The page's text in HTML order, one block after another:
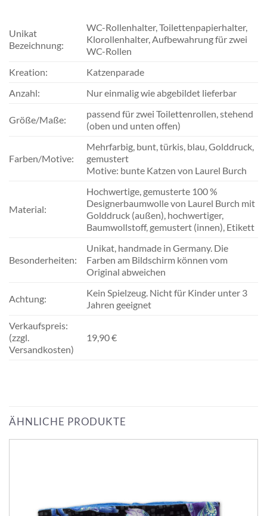
Unikat
Bezeichnung:
WC-Rollenhalter, Toilettenpapierhalter,
Klorollenhalter, Aufbewahrung für zwei
WC-Rollen
Kreation:
Katzenparade
Anzahl:
Nur einmalig wie abgebildet lieferbar
Größe/Maße:
passend für zwei Toilettenrollen, stehend
(oben und unten offen)
Farben/Motive:
Mehrfarbig, bunt, türkis, blau, Golddruck,
gemustert
Motive: bunte Katzen von Laurel Burch
Material:
Hochwertige, gemusterte 100 %
Designerbaumwolle von Laurel Burch mit
Golddruck (außen), hochwertiger,
Baumwollstoff, gemustert (innen), Etikett
Besonderheiten:
Unikat, handmade in Germany. Die
Farben am Bildschirm können vom
Original abweichen
Achtung:
Kein Spielzeug. Nicht für Kinder unter 3
Jahren geeignet
Verkaufspreis:
(zzgl.
Versandkosten)
19,90 €
ÄHNLICHE PRODUKTE